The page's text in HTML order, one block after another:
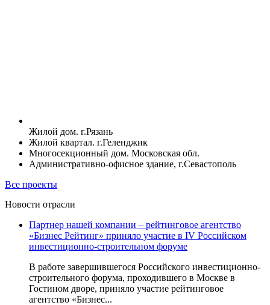
Жилой дом. г.Рязань
Жилой квартал. г.Геленджик
Многосекционный дом. Московская обл.
Административно-офисное здание, г.Севастополь
Все проекты
Новости отрасли
Партнер нашей компании – рейтинговое агентство
«Бизнес Рейтинг» приняло участие в IV Российском
инвестиционно-строительном форуме
В работе завершившегося Российского инвестиционно-
строительного форума, проходившего в Москве в
Гостином дворе, приняло участие рейтинговое
агентство «Бизнес...